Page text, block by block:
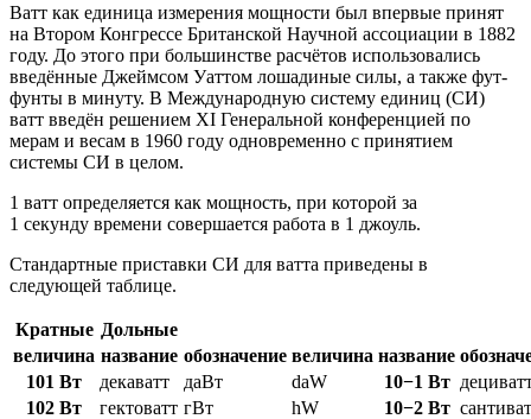
Ватт как единица измерения мощности был впервые принят
на Втором Конгрессе Британской Научной ассоциации в 1882
году. До этого при большинстве расчётов использовались
введённые Джеймсом Уаттом лошадиные силы, а также фут-
фунты в минуту. В Международную систему единиц (СИ)
ватт введён решением XI Генеральной конференцией по
мерам и весам в 1960 году одновременно с принятием
системы СИ в целом.
1 ватт определяется как мощность, при которой за
1 секунду времени совершается работа в 1 джоуль.
Стандартные приставки СИ для ватта приведены в
следующей таблице.
Кратные Дольные
величина название обозначение величина название
101 Вт
декаватт даВт daW 10−1 Вт
102 Вт
гектоватт гВт hW 10−2 Вт